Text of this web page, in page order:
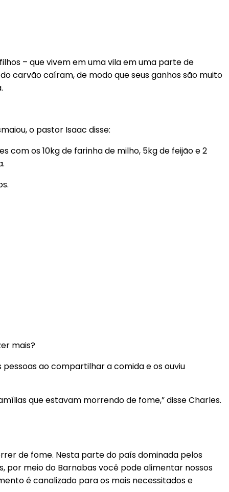
– que vivem em uma vila em uma parte de
carvão caíram, de modo que seus ganhos são muito
o pastor Isaac disse:
com os 10kg de farinha de milho, 5kg de feijão e 2
mais?
ao compartilhar a comida e os ouviu
que estavam morrendo de fome,” disse Charles.
de fome. Nesta parte do país dominada pelos
por meio do Barnabas você pode alimentar nossos
é canalizado para os mais necessitados e